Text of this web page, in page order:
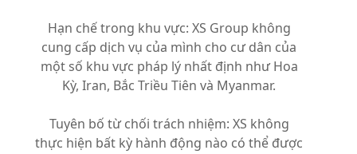
Hạn chế trong khu vực: XS Group không
cung cấp dịch vụ của mình cho cư dân của
một số khu vực pháp lý nhất định như Hoa
Kỳ, Iran, Bắc Triều Tiên và Myanmar.
Tuyên bố từ chối trách nhiệm: XS không
thực hiện bất kỳ hành động nào có thể được